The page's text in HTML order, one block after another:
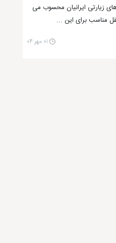
زیارتی ایرانیان محسوب می
مناسب برای این ...
۰۱ مهر ۰۴